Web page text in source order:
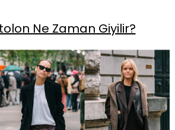
Ne Zaman Giyilir?